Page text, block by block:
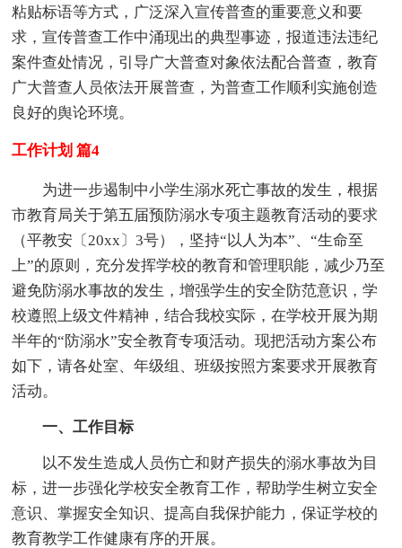
粘贴标语等方式，广泛深入宣传普查的重要意义和要
求，宣传普查工作中涌现出的典型事迹，报道违法违纪
案件查处情况，引导广大普查对象依法配合普查，教育
广大普查人员依法开展普查，为普查工作顺利实施创造
良好的舆论环境。
工作计划 篇4
为进一步遏制中小学生溺水死亡事故的发生，根据
市教育局关于第五届预防溺水专项主题教育活动的要求
（平教安〔20xx〕3号），坚持“以人为本”、“生命至
上”的原则，充分发挥学校的教育和管理职能，减少乃至
避免防溺水事故的发生，增强学生的安全防范意识，学
校遵照上级文件精神，结合我校实际，在学校开展为期
半年的“防溺水”安全教育专项活动。现把活动方案公布
如下，请各处室、年级组、班级按照方案要求开展教育
活动。
一、工作目标
以不发生造成人员伤亡和财产损失的溺水事故为目
标，进一步强化学校安全教育工作，帮助学生树立安全
意识、掌握安全知识、提高自我保护能力，保证学校的
教育教学工作健康有序的开展。